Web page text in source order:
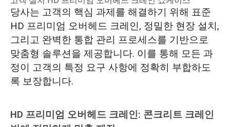
당사는 고객의 핵심 과제를 해결하기 위해 표준
HD 프리미엄 오버헤드 크레인, 정밀한 현장 설치,
그리고 완벽한 통합 관리 프로세스를 기반으로
맞춤형 솔루션을 제공합니다. 이를 통해 모든 과
정이 고객의 특정 요구 사항에 정확히 부합하도
록 보장합니다.
HD 프리미엄 오버헤드 크레인: 콘크리트 크레인